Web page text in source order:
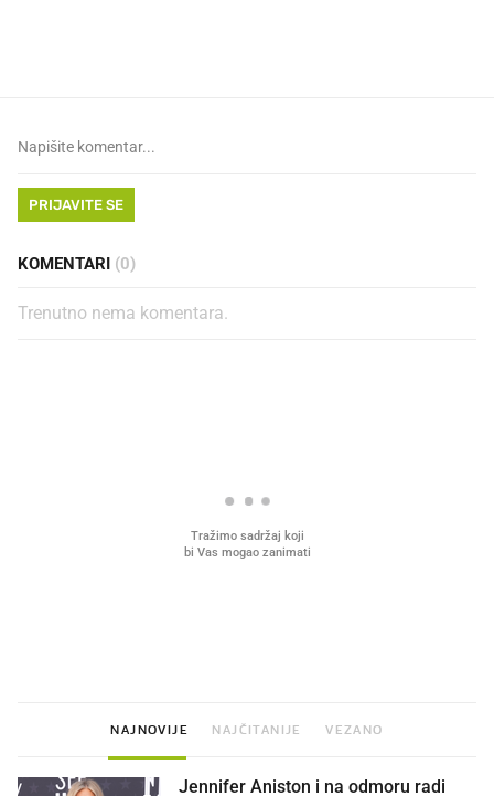
PRIJAVITE SE
KOMENTARI (0)
Trenutno nema komentara.
NAJNOVIJE NAJČITANIJE VEZANO
Jennifer Aniston i na odmoru radi